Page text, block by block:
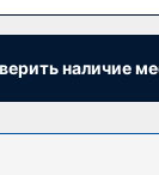
Удобная
сделают ваш
номерах есть
наличие